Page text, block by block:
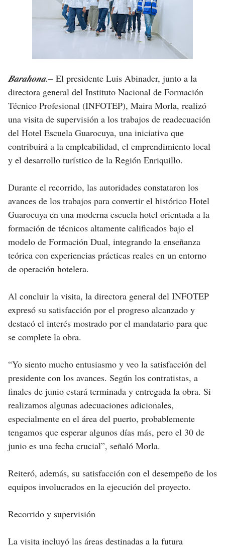
𝑩𝒂𝒓𝒂𝒉𝒐𝒏𝒂.– El presidente Luis Abinader, junto a la
directora general del Instituto Nacional de Formación
Técnico Profesional (INFOTEP), Maira Morla, realizó
una visita de supervisión a los trabajos de readecuación
del Hotel Escuela Guarocuya, una iniciativa que
contribuirá a la empleabilidad, el emprendimiento local
y el desarrollo turístico de la Región Enriquillo.
Durante el recorrido, las autoridades constataron los
avances de los trabajos para convertir el histórico Hotel
Guarocuya en una moderna escuela hotel orientada a la
formación de técnicos altamente calificados bajo el
modelo de Formación Dual, integrando la enseñanza
teórica con experiencias prácticas reales en un entorno
de operación hotelera.
Al concluir la visita, la directora general del INFOTEP
expresó su satisfacción por el progreso alcanzado y
destacó el interés mostrado por el mandatario para que
se complete la obra.
“Yo siento mucho entusiasmo y veo la satisfacción del
presidente con los avances. Según los contratistas, a
finales de junio estará terminada y entregada la obra. Si
realizamos algunas adecuaciones adicionales,
especialmente en el área del puerto, probablemente
tengamos que esperar algunos días más, pero el 30 de
junio es una fecha crucial”, señaló Morla.
Reiteró, además, su satisfacción con el desempeño de los
equipos involucrados en la ejecución del proyecto.
Recorrido y supervisión
La visita incluyó las áreas destinadas a la futura